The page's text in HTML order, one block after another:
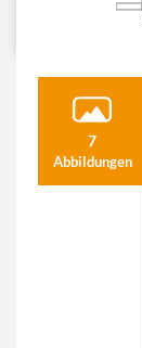
7
Abbildungen